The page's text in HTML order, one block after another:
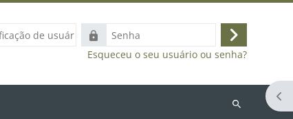
Senha
Acessar
Esqueceu o seu usuário ou senha?
Buscar